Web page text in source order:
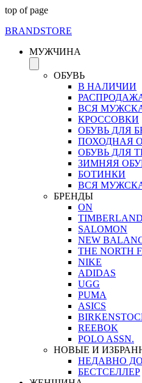
top of page
BRANDSTORE
МУЖЧИНА
ОБУВЬ
В НАЛИЧИИ
ВСЯ
КРОССОВКИ
ОБУВЬ ДЛЯ
ПОХОДНАЯ
ОБУВЬ ДЛЯ
ЗИМНЯЯ
БОТИНКИ
ВСЯ
БРЕНДЫ
ON
TIMBERLAND
SALOMON
NEW
THE NORTH
NIKE
ADIDAS
UGG
PUMA
ASICS
REEBOK
POLO ASSN.
НОВЫЕ И
НЕДАВНО
БЕСТСЕЛЛЕР